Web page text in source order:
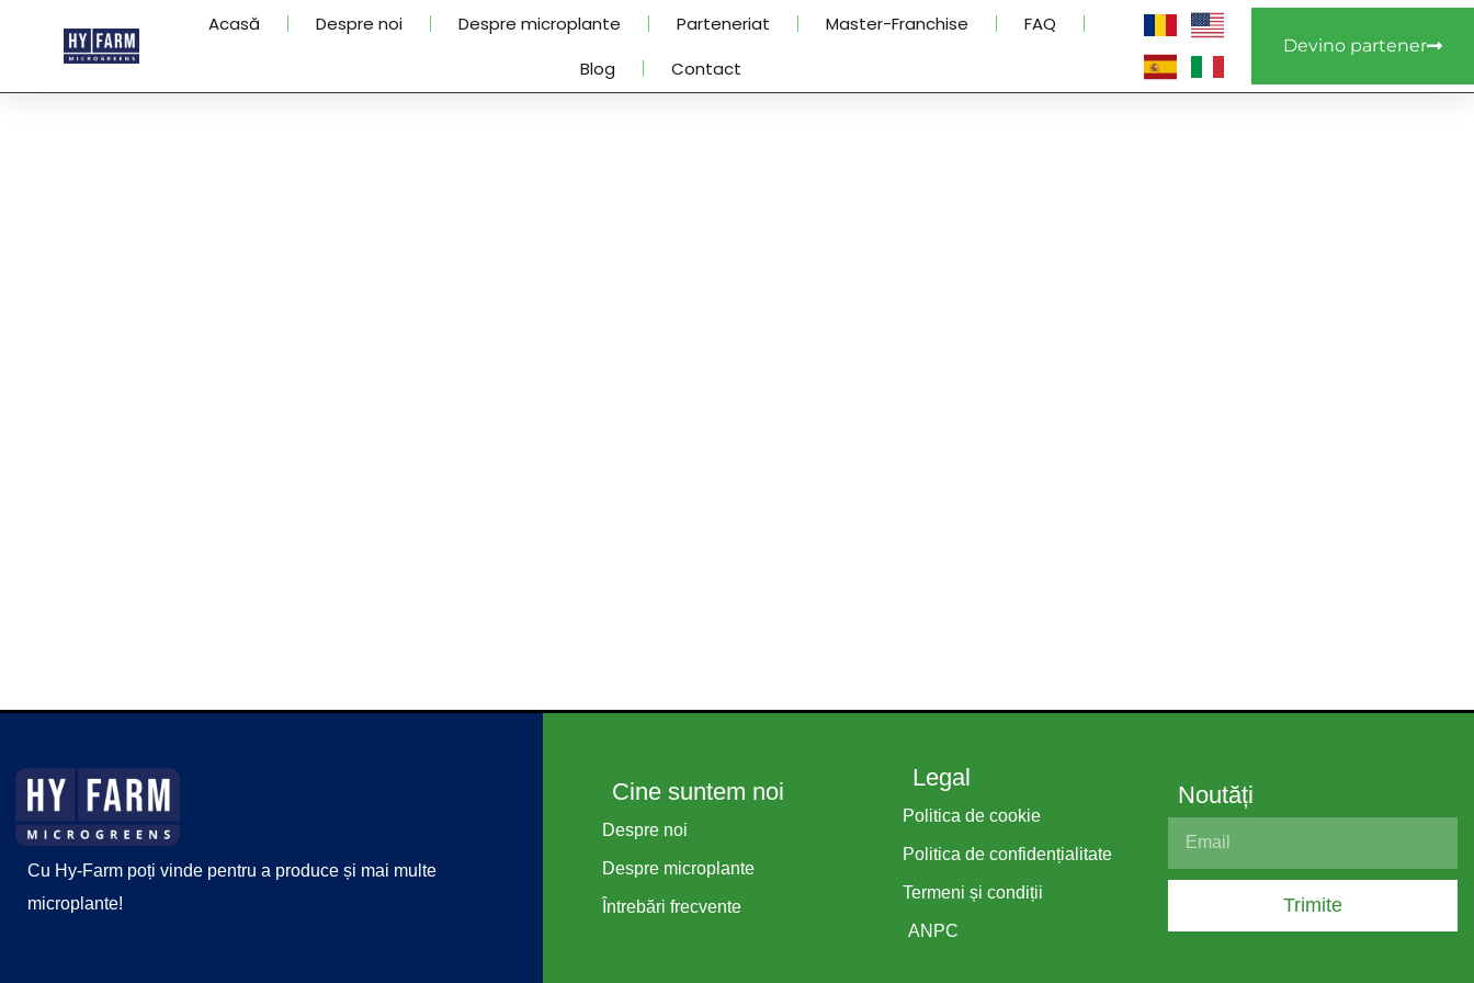
Acasă Despre noi Despre microplante Parteneriat Master-Franchise
FAQ
Blog
Contact
Devino partener
Cu Hy-Farm poți vinde pentru a produce și mai multe
microplante!
Cine suntem noi
Despre noi
Despre microplante
Întrebări frecvente
Legal
Politica de cookie
Politica de confidențialitate
Termeni și condiții
ANPC
Noutăți
Trimite